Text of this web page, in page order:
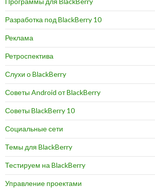
Разработка под BlackBerry 10
Реклама
Ретроспектива
Слухи о BlackBerry
Советы Android от BlackBerry
Советы BlackBerry 10
Социальные сети
Темы для BlackBerry
Тестируем на BlackBerry
Управление проектами